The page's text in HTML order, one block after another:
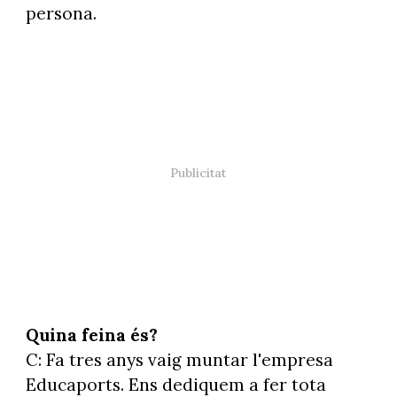
persona.
Quina feina és?
C: Fa tres anys vaig muntar l'empresa
Educaports. Ens dediquem a fer tota